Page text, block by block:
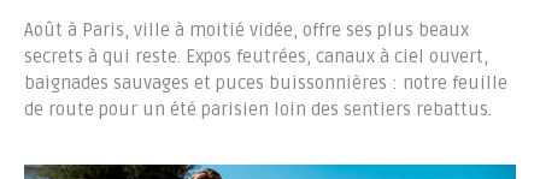
Août à Paris, ville à moitié vidée, offre ses plus beaux
secrets à qui reste. Expos feutrées, canaux à ciel ouvert,
baignades sauvages et puces buissonnières : notre feuille
de route pour un été parisien loin des sentiers rebattus.